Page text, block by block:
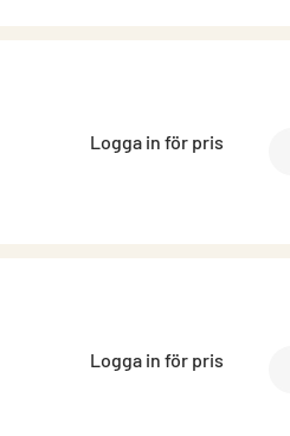
Logga in för pris
Logga in för pris